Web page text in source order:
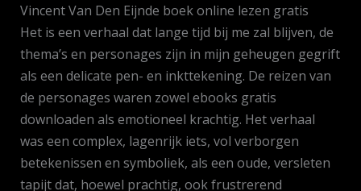
Vincent Van Den Eijnde boek online lezen gratis
Het is een verhaal dat lange tijd bij me zal blijven, de
thema’s en personages zijn in mijn geheugen gegrift
als een delicate pen- en inkttekening. De reizen van
de personages waren zowel ebooks gratis
downloaden als emotioneel krachtig. Het verhaal
was een complex, lagenrijk iets, vol verborgen
betekenissen en symboliek, als een oude, versleten
tapijt dat, hoewel prachtig, ook frustrerend